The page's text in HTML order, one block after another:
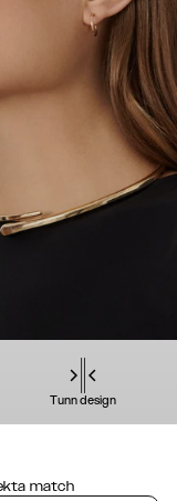
Tunn design
match